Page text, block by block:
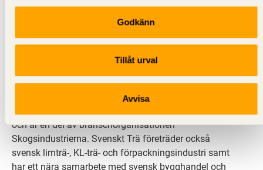
Godkänn
Tillåt urval
Avvisa
Svenskt Trä sprider kunskap om trä, träprodukter och
träbyggande för att främja ett hållbart samhälle och
inspirera, utbilda och driva teknisk utveckling.
och är en del av branschorganisationen
Skogsindustrierna. Svenskt Trä företräder också
svensk limträ-, KL-trä- och förpackningsindustri samt
har ett nära samarbete med svensk bygghandel och